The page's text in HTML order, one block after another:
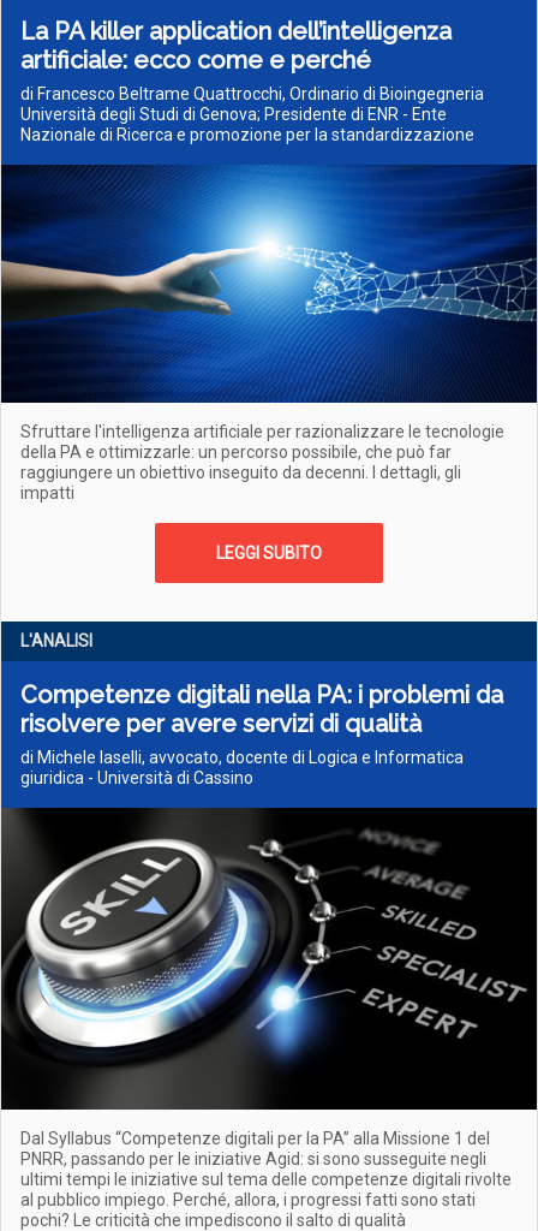
La PA killer application dell’intelligenza
artificiale: ecco come e perché
di Francesco Beltrame Quattrocchi, Ordinario di Bioingegneria
Università degli Studi di Genova; Presidente di ENR - Ente
Nazionale di Ricerca e promozione per la standardizzazione
Sfruttare l'intelligenza artificiale per razionalizzare le tecnologie
della PA e ottimizzarle: un percorso possibile, che può far
raggiungere un obiettivo inseguito da decenni. I dettagli, gli
impatti
LEGGI SUBITO
L'ANALISI
Competenze digitali nella PA: i problemi da
risolvere per avere servizi di qualità
di Michele Iaselli, avvocato, docente di Logica e Informatica
giuridica - Università di Cassino
Dal Syllabus “Competenze digitali per la PA” alla Missione 1 del
PNRR, passando per le iniziative Agid: si sono susseguite negli
ultimi tempi le iniziative sul tema delle competenze digitali rivolte
al pubblico impiego. Perché, allora, i progressi fatti sono stati
pochi? Le criticità che impediscono il salto di qualità